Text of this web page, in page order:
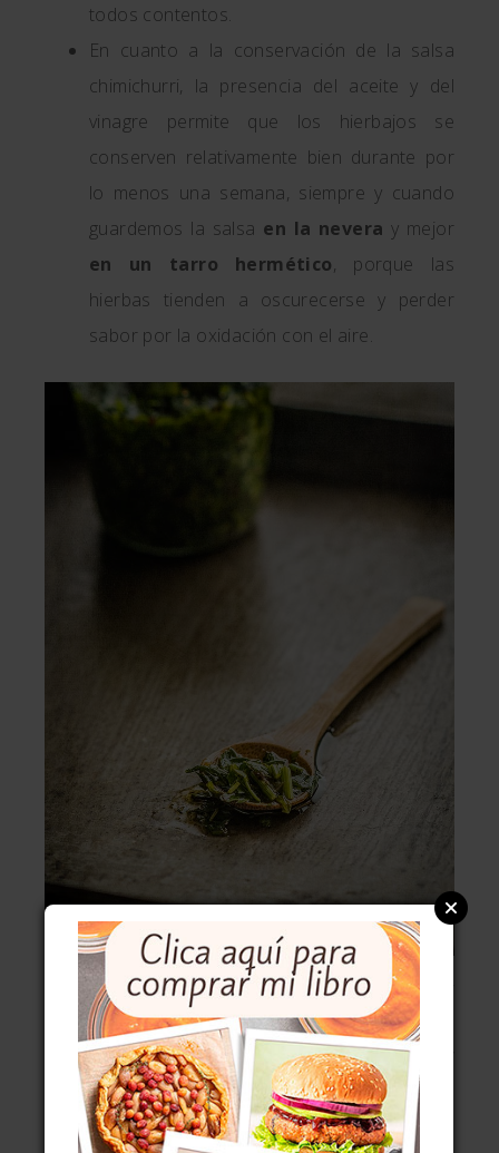
todos contentos.
En cuanto a la conservación de la salsa
chimichurri, la presencia del aceite y del
vinagre permite que los hierbajos se
conserven relativamente bien durante por
lo menos una semana, siempre y cuando
guardemos la salsa en la nevera y mejor
en un tarro hermético, porque las
hierbas tienden a oscurecerse y perder
sabor por la oxidación con el aire.
CHEFARECOMIENDA
¿Más salsas para vuestras barbacoas? Aquí
tenéis unas cuantas: